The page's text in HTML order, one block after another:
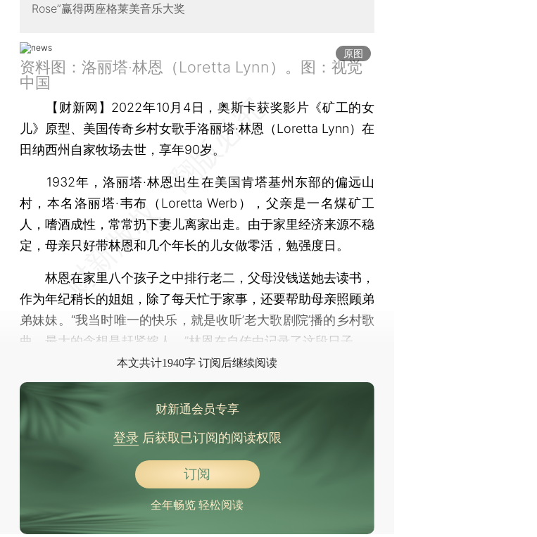
Rose”赢得两座格莱美音乐大奖
原图
资料图：洛丽塔·林恩（Loretta Lynn）。图：视觉
中国
【财新网】 2022年10月4日，奥斯卡获奖影片《矿工的女
儿》原型、美国传奇乡村女歌手洛丽塔·林恩（Loretta Lynn）在
田纳西州自家牧场去世，享年90岁。
1932年，洛丽塔·林恩出生在美国肯塔基州东部的偏远山
村，本名洛丽塔·韦布（Loretta Werb），父亲是一名煤矿工
人，嗜酒成性，常常扔下妻儿离家出走。由于家里经济来源不稳
定，母亲只好带林恩和几个年长的儿女做零活，勉强度日。
林恩在家里八个孩子之中排行老二，父母没钱送她去读书，
作为年纪稍长的姐姐，除了每天忙于家事，还要帮助母亲照顾弟
弟妹妹。“我当时唯一的快乐，就是收听’老大歌剧院’播的乡村歌
曲。最大的念想是赶紧嫁人。”林恩在自传中记录了这段日子。
本文共计1940字 订阅后继续阅读
财新通会员专享
登录后获取已订阅的阅读权限
订阅
全年畅览 轻松阅读